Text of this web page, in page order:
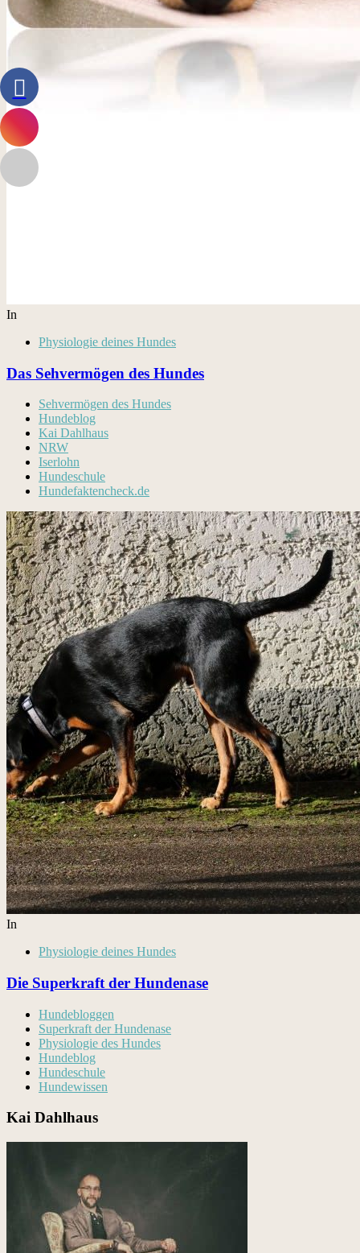
In
Physiologie deines Hundes
Das Sehvermögen des Hundes
Sehvermögen des Hundes
Hundeblog
Kai Dahlhaus
NRW
Iserlohn
Hundeschule
Hundefaktencheck.de
In
Physiologie deines Hundes
Die Superkraft der Hundenase
Hundebloggen
Superkraft der Hundenase
Physiologie des Hundes
Hundeblog
Hundeschule
Hundewissen
Kai Dahlhaus